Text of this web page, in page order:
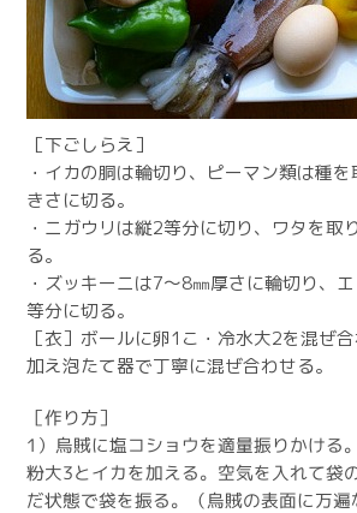
［下ごしらえ］
・イカの胴は輪切り、ピーマン類は種
きさに切る。
・ニガウリは縦2等分に切り、ワタを取
る。
・ズッキーニは7～8㎜厚さに輪切り、
等分に切る。
［衣］ボールに卵1こ・冷水大2を混ぜ
加え泡たて器で丁寧に混ぜ合わせる。
［作り方］
1）烏賊に塩コショウを適量振りかける
粉大3とイカを加える。空気を入れて袋
だ状態で袋を振る。（烏賊の表面に万